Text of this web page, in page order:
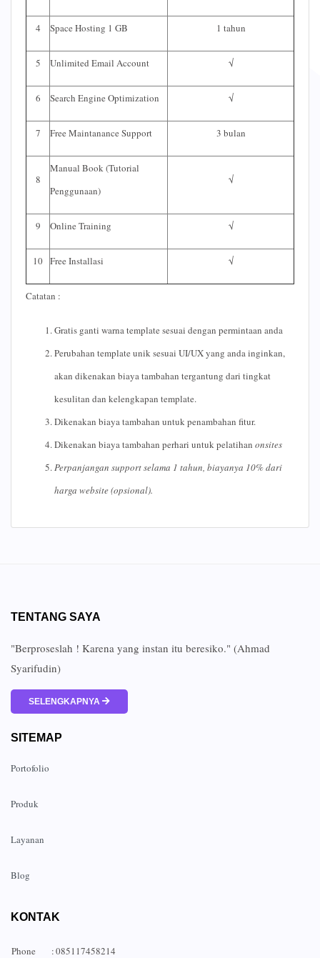
4 Space Hosting 1 GB 1 tahun
5 Unlimited Email Account √
6 Search Engine Optimization √
7 Free Maintanance Support 3 bulan
8
Manual Book (Tutorial
Penggunaan)
√
9 Online Training √
10 Free Installasi √
Catatan :
Gratis ganti warna template sesuai dengan permintaan anda
Perubahan template unik sesuai UI/UX yang anda inginkan,
akan dikenakan biaya tambahan tergantung dari tingkat
kesulitan dan kelengkapan template.
Dikenakan biaya tambahan untuk penambahan fitur.
Dikenakan biaya tambahan perhari untuk pelatihan onsites
Perpanjangan supportselama 1 tahun, biayanya 10% dari
harga website (opsional).
TENTANG SAYA
"Berproseslah ! Karena yang instan itu beresiko." (Ahmad
Syarifudin)
SELENGKAPNYA
SITEMAP
Portofolio
Produk
Layanan
Blog
KONTAK
Phone :085117458214